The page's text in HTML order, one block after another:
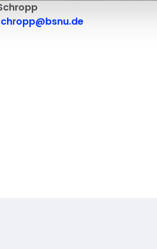
ropp@bsnu.de